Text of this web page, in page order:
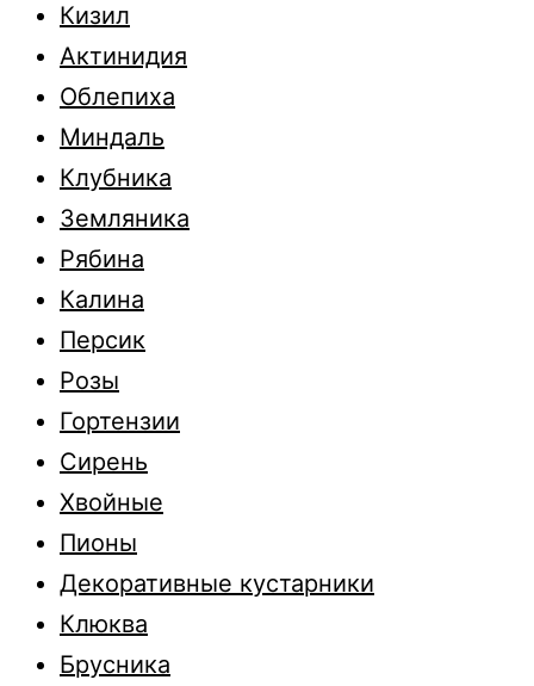
Кизил
Актинидия
Облепиха
Миндаль
Клубника
Земляника
Рябина
Калина
Персик
Розы
Гортензии
Сирень
Хвойные
Пионы
Декоративные кустарники
Клюква
Брусника